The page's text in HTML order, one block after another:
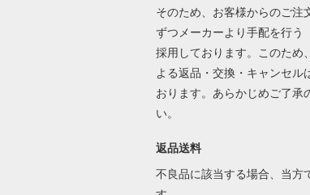
そのため、お客様からのご注
ずつメーカーより手配を行う
採用しております。このため
よる返品・交換・キャンセル
おります。あらかじめご了承
い。
返品送料
不良品に該当する場合、当方